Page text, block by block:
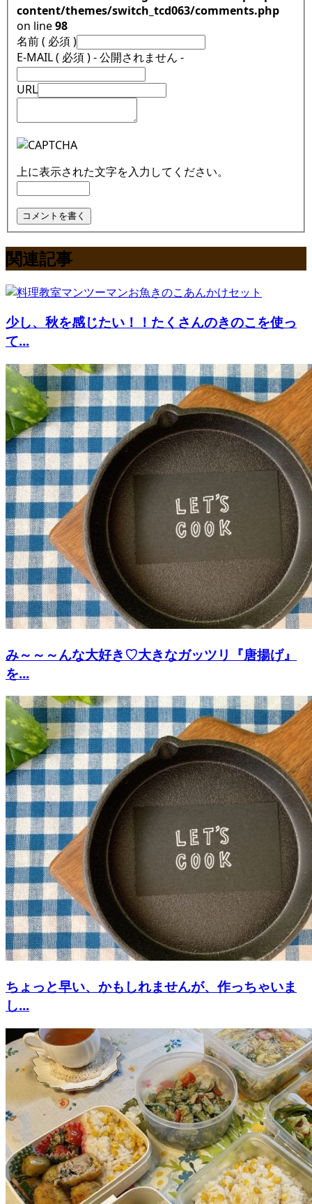
content/themes/switch_tcd063/comments.php
on line98
名前 ( 必須 )
E-MAIL ( 必須 ) - 公開されません -
URL
上に表示された文字を入力してください。
関連記事
少し、秋を感じたい！！たくさんのきのこを使っ
て...
み～～～んな大好き♡大きなガッツリ『唐揚げ』
を...
ちょっと早い、かもしれませんが、作っちゃいま
し...